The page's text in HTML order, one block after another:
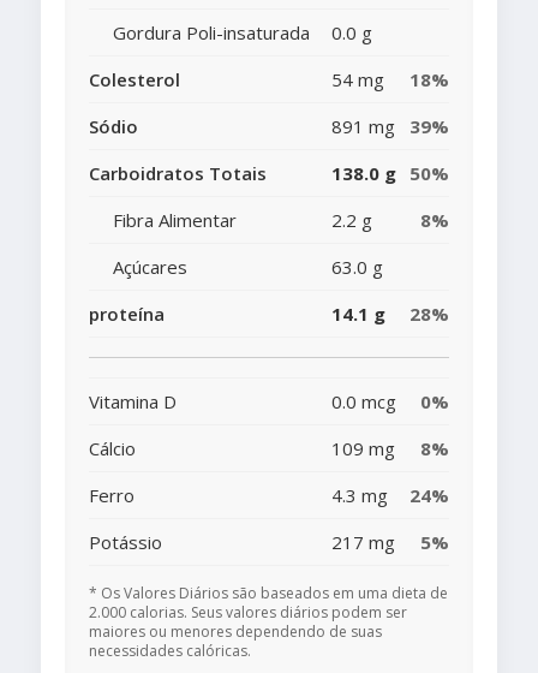
Gordura Poli-insaturada
0.0 g
Colesterol
54 mg
18%
Sódio
891 mg
39%
Carboidratos Totais
138.0 g 50%
Fibra Alimentar
2.2 g
8%
Açúcares
63.0 g
proteína
14.1 g 28%
Vitamina D 0.0 mcg
0%
Cálcio
109 mg
8%
Ferro
4.3 mg
24%
Potássio
217 mg 5%
* Os Valores Diários são baseados em uma dieta de
2.000 calorias. Seus valores diários podem ser
maiores ou menores dependendo de suas
necessidades calóricas.